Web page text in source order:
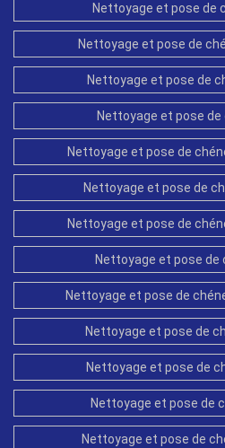
Nettoyage et pose de
Nettoyage et pose de
Nettoyage et pose de
Nettoyage et pose de
Nettoyage et pose de
Nettoyage et pose de
Nettoyage et pose de
Nettoyage et pose de
Nettoyage et pose de
Nettoyage et pose de
Nettoyage et pose de
Nettoyage et pose de
Nettoyage et pose de